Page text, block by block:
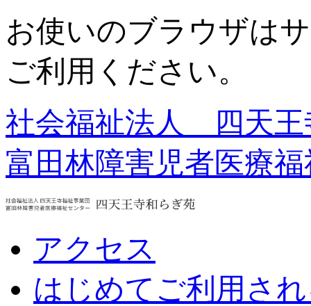
お使いのブラウザは
ご利用ください。
社会福祉法人 四天王
富田林障害児者医療
アクセス
はじめてご利用さ